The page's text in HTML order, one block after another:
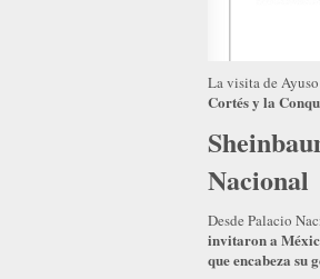
La visita de
Cortés y la
Nacional
Desde Palacio
invitaron a
que encabeza su